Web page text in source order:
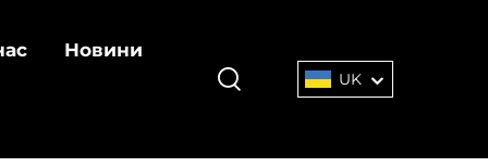
Новини
UK